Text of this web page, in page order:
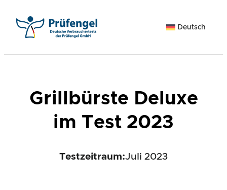
Inhalt
springen
Deutsch
Grillbürste Deluxe
im Test 2023
Testzeitraum:Juli 2023